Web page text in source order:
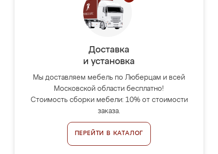
Доставка
и установка
Мы доставляем мебель по Люберцам и всей
Московской области бесплатно!
Стоимость сборки мебели: 10% от стоимости
заказа.
ПЕРЕЙТИ В КАТАЛОГ